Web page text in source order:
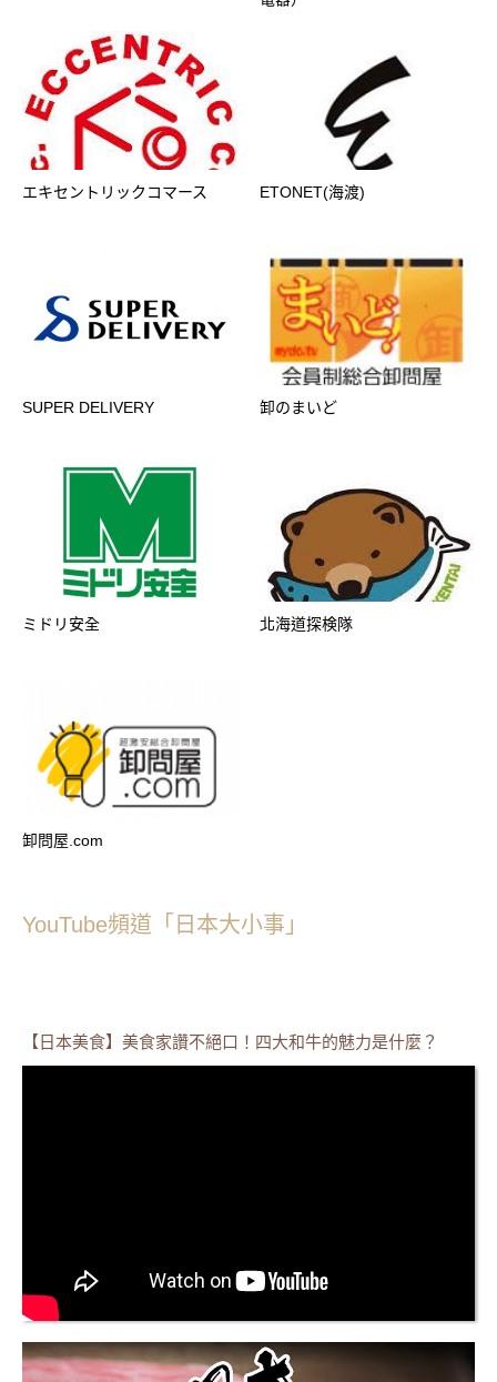
エキセントリックコマース ETONET(海渡)
SUPER DELIVERY 卸のまいど
ミドリ安全 北海道探検隊
卸問屋.com
YouTube頻道「日本大小事」
【日本美食】美食家讚不絕口！四大和牛的魅力是什麼？